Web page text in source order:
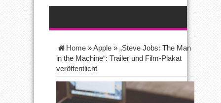
Home »Apple » „Steve Jobs: The Man
in the Machine“: Trailer und Film-Plakat
veröffentlicht